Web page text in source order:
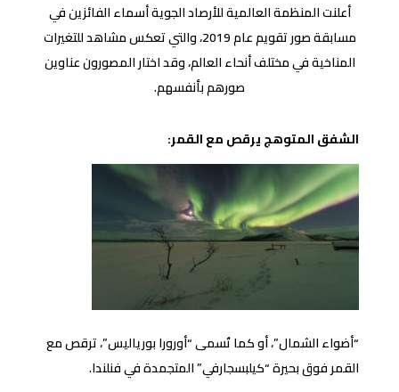
أعلنت المنظمة العالمية للأرصاد الجوية أسماء الفائزين في
مسابقة صور تقويم عام 2019، والتي تعكس مشاهد للتغيرات
المناخية في مختلف أنحاء العالم، وقد اختار المصورون عناوين
صورهم بأنفسهم.
الشفق المتوهج يرقص مع القمر:
“أضواء الشمال”، أو كما تُسمى “أورورا بورياليس”، ترقص مع
القمر فوق بحيرة “كيلبسجارفي” المتجمدة في فنلندا.